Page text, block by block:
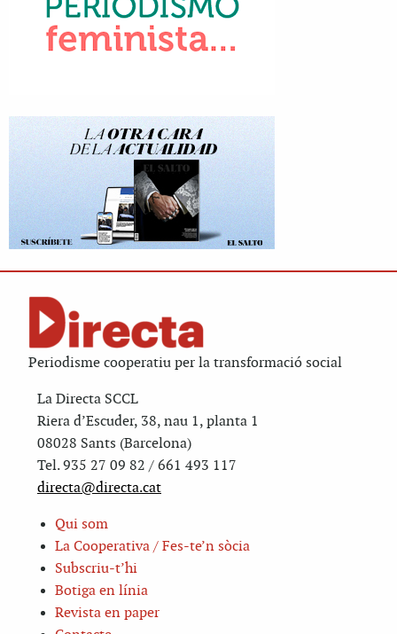
Periodisme cooperatiu per la transformació social
La Directa SCCL
Riera d’Escuder, 38, nau 1, planta 1
08028 Sants (Barcelona)
Tel. 935 27 09 82 / 661 493 117
directa@directa.cat
Qui som
La Cooperativa / Fes-te’n sòcia
Subscriu-t’hi
Botiga en línia
Revista en paper